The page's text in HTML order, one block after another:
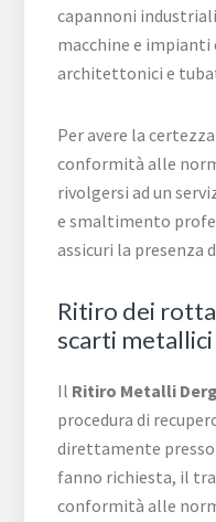
capannoni
macchine e
architettonici e
Per avere la
conformità alle
rivolgersi ad un
e smaltimento
assicuri la presenza
Ritiro dei
scarti metallici
Il Ritiro Metalli
procedura di
direttamente presso
fanno richiesta, il
conformità alle